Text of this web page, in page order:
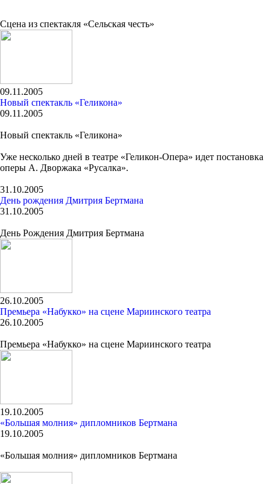
Сцена из спектакля «Сельская честь»
09.11.2005
Новый спектакль «Геликона»
09.11.2005
Новый спектакль «Геликона»
Уже несколько дней в театре «Геликон-Опера» идет постановка
оперы А. Дворжака «Русалка».
31.10.2005
День рождения Дмитрия Бертмана
31.10.2005
День Рождения Дмитрия Бертмана
26.10.2005
Премьера «Набукко» на сцене Мариинского театра
26.10.2005
Премьера «Набукко» на сцене Мариинского театра
19.10.2005
«Большая молния» дипломников Бертмана
19.10.2005
«Большая молния» дипломников Бертмана